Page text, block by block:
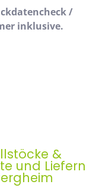
/
inklusive.
&
und Liefern